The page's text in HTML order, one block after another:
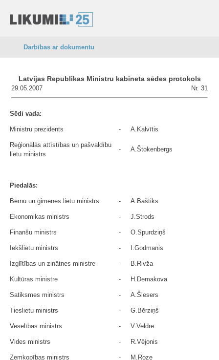
Darbības ar dokumentu
Latvijas Republikas Ministru kabineta sēdes protokols
29.05.2007 Nr. 31
Sēdi vada:
Ministru prezidents - A.Kalvītis
Reģionālās attīstības un pašvaldību
lietu ministrs
- A.Štokenbergs
Piedalās:
Bērnu un ģimenes lietu ministrs - A.Baštiks
Ekonomikas ministrs - J.Strods
Finanšu ministrs - O.Spurdziņš
Iekšlietu ministrs - I.Godmanis
Izglītības un zinātnes ministre - B.Rivža
Kultūras ministre - H.Demakova
Satiksmes ministrs - A.Šlesers
Tieslietu ministrs - G.Bērziņš
Veselības ministrs - V.Veldre
Vides ministrs - R.Vējonis
Zemkopības ministrs - M.Roze